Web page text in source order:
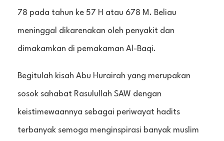
78 pada tahun ke 57 H atau 678 M. Beliau
meninggal dikarenakan oleh penyakit dan
dimakamkan di pemakaman Al-Baqi.
Begitulah kisah Abu Hurairah yang merupakan
sosok sahabat Rasulullah SAW dengan
keistimewaannya sebagai periwayat hadits
terbanyak semoga menginspirasi banyak muslim